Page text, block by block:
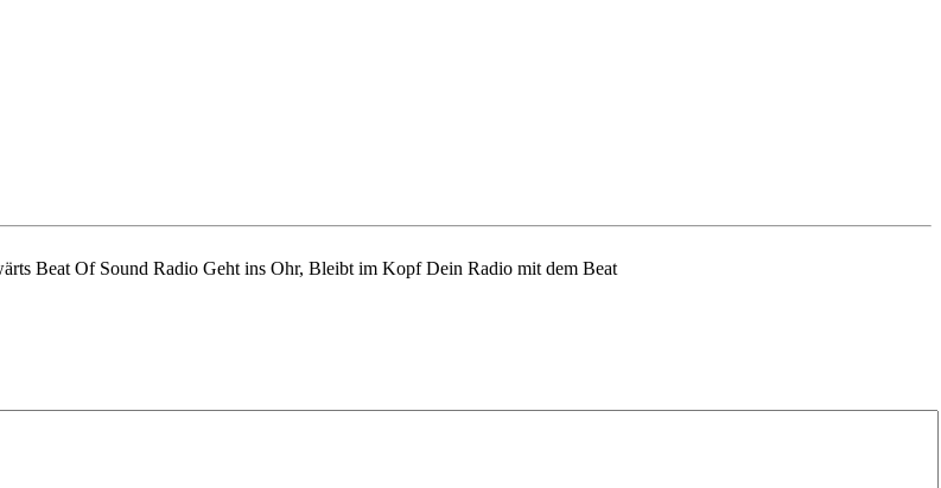
Beat Of Sound Radio Geht ins Ohr, Bleibt im Kopf Dein Radio mit dem Beat